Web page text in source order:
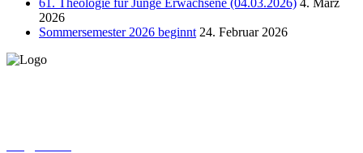
61. Theologie für Junge Erwachsene (04.03.2026) 4. März
2026
Sommersemester 2026 beginnt 24. Februar 2026